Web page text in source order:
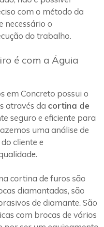
com o método da
necessário o
do trabalho.
é com a Águia
em Concreto possui o
através da cortina de
seguro e eficiente para
uma análise de
cliente e
cortina de furos são
diamantadas, são
de diamante. São
com brocas de vários